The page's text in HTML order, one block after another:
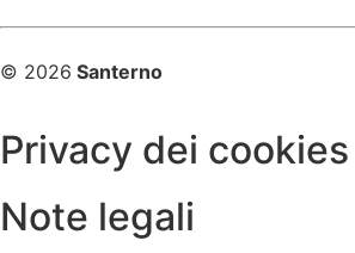
© 2026 Santerno
Privacy dei cookies
Note legali